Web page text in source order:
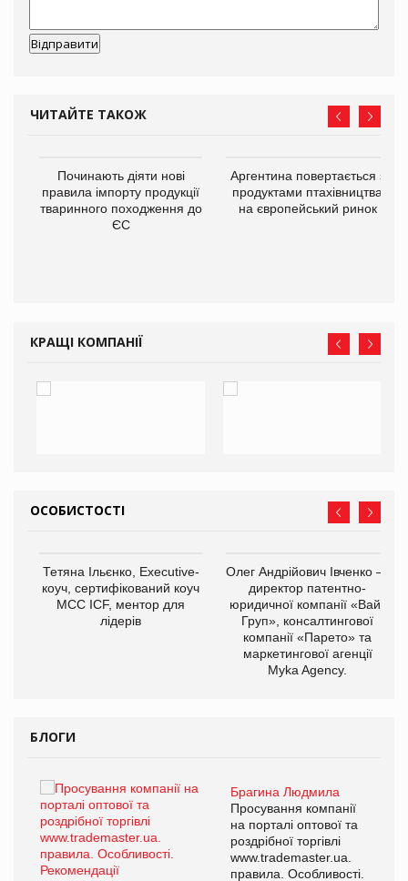
ЧИТАЙТЕ ТАКОЖ
Починають діяти нові
правила імпорту продукції
тваринного походження до
ЄС
Аргентина повертається з
продуктами птахівництва
на європейський ринок
КРАЩІ КОМПАНІЇ
ОСОБИСТОСТІ
Тетяна Ільєнко, Executive-
коуч, сертифікований коуч
МСС ICF, ментор для
лідерів
Олег Андрійович Івченко —
директор патентно-
юридичної компанії «Вайз
Груп», консалтингової
компанії «Парето» та
маркетингової агенції
Myka Agency.
БЛОГИ
Брагина Людмила
Просування компанії
на порталі оптової та
роздрібної торгівлі
www.trademaster.ua.
правила. Особливості.